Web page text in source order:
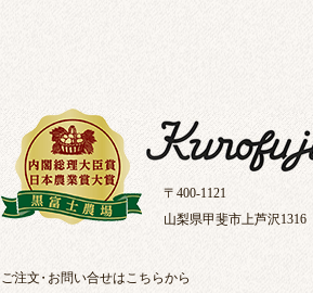
〒400-1121
山梨県甲斐市上芦沢1316
ご注文・お問い合せはこちらから